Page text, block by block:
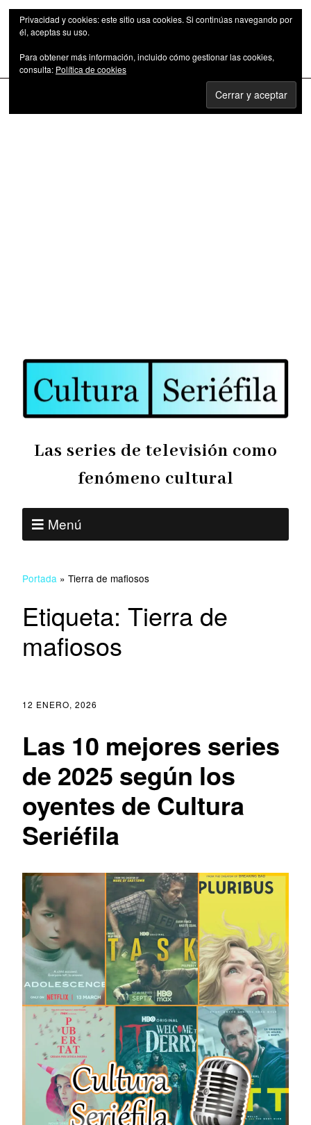
Las series de televisión como fenómeno cultural
Las series de televisión como
fenómeno cultural
Menú
Portada » Tierra de mafiosos
Etiqueta: Tierra de
mafiosos
12 ENERO, 2026
Las 10 mejores series
de 2025 según los
oyentes de Cultura
Seriéfila
Privacidad y cookies: este sitio usa cookies. Si continúas navegando por
él, aceptas su uso.
Para obtener más información, incluido cómo gestionar las cookies,
consulta: Política de cookies